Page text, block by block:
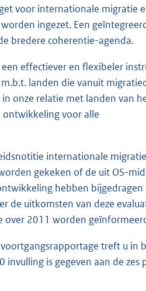
voor internationale migratie
ingezet. Een
bredere coherentie-agenda.
effectiever en flexibeler
landen die vanuit
onze relatie met landen van
voor alle
internationale
gekeken of de uit OS-
hebben bijgedragen
de uitkomsten van deze
over 2011 worden
treft u in
is gegeven aan de